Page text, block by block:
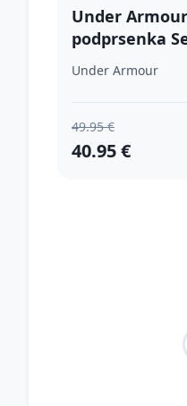
Under
podprsenka
Pink XLXL
Under Armour
49.95 €
40.95 €